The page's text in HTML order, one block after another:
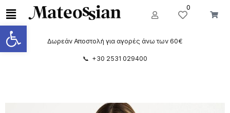
Ανοίξτε τη γραμμή εργαλείων
0
Δωρεάν Αποστολή για αγορές άνω των 60€
📞 +30 2531 029400